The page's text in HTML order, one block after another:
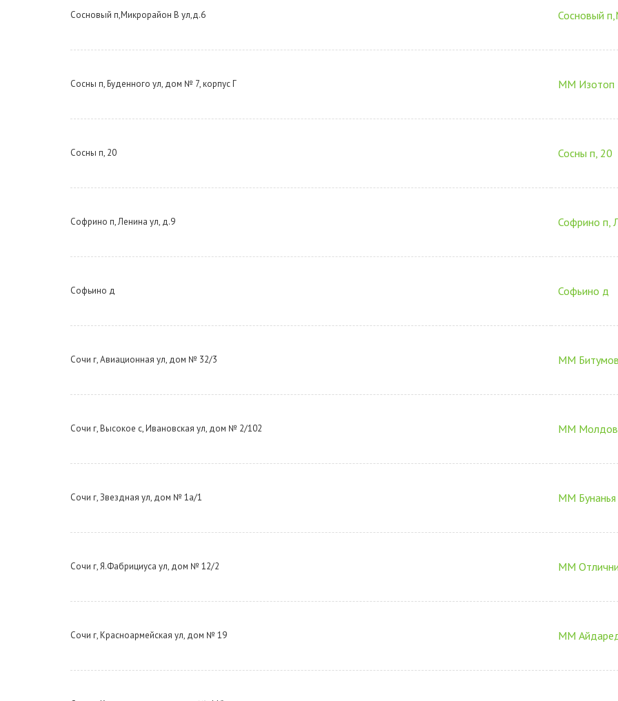
Сосновый п,Микрорайон В ул,д.6 Сосновый
Сосны п, Буденного ул, дом № 7, корпус Г ММ Изотоп
Сосны п, 20 Сосны п, 20
Софрино п, Ленина ул, д.9 Софрино п,
Софьино д Софьино д
Сочи г, Авиационная ул, дом № 32/3 ММ
Сочи г, Высокое с, Ивановская ул, дом № 2/102 ММ
Сочи г, Звездная ул, дом № 1а/1 ММ Бунанья
Сочи г, Я.Фабрициуса ул, дом № 12/2 ММ
Сочи г, Красноармейская ул, дом № 19 ММ